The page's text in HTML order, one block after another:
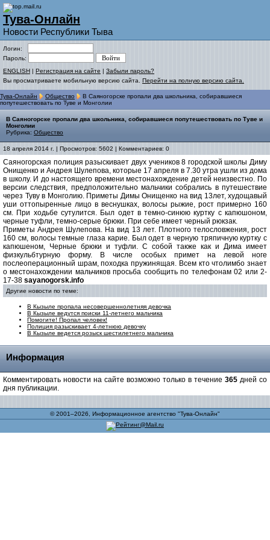
Тува-Онлайн
Новости Республики Тыва
Логин:
Пароль:
ENGLISH | Регистрация на сайте | Забыли пароль?
Вы просматриваете мобильную версию сайта. Перейти на полную версию сайта.
Тува-Онлайн Общество
В Саяногорске пропали два школьника, собиравшиеся
попутешествовать по Туве и Монголии
В Саяногорске пропали два школьника, собиравшиеся попутешествовать по Туве и
Монголии
Рубрика: Общество
18 апреля 2014 г. | Просмотров: 5602 | Комментариев: 0
Саяногорская полиция разыскивает двух учеников 8 городской школы Диму
Онищенко и Андрея Шулепова, которые 17 апреля в 7.30 утра ушли из дома
в школу. И до настоящего времени местонахождение детей неизвестно. По
версии следствия, предположительно мальчики собрались в путешествие
через Туву в Монголию. Приметы Димы Онищенко на вид 13лет, худощавый
уши оттопыренные лицо в веснушках, волосы рыжие, рост примерно 160
см. При ходьбе сутулится. Был одет в темно-синюю куртку с капюшоном,
черные туфли, темно-серые брюки. При себе имеет черный рюкзак.
Приметы Андрея Шулепова. На вид 13 лет. Плотного телословжения, рост
160 см, волосы темные глаза карие. Был одет в черную тряпичную куртку с
капюшеном, Черные брюки и туфли. С собой также как и Дима имеет
физкульбтурную форму. В числе особых примет на левой ноге
послеоперационный шрам, походка пружинящая. Всем кто чтолимбо знает
о местонахождении мальчиков просьба сообщить по телефонам 02 или 2-
17-38 sayanogorsk.info
Другие новости по теме:
В Кызыле пропала несовершеннолетняя девочка
В Кызыле ведутся поиски 11-летнего мальчика
Помогите! Пропал человек!
Полиция разыскивает 4-летнюю девочку
В Кызыле ведется розыск шестилетнего мальчика
Информация
Комментировать новости на сайте возможно только в течение 365 дней со
дня публикации.
© 2001–2026, Информационное агентство "Тува-Онлайн"